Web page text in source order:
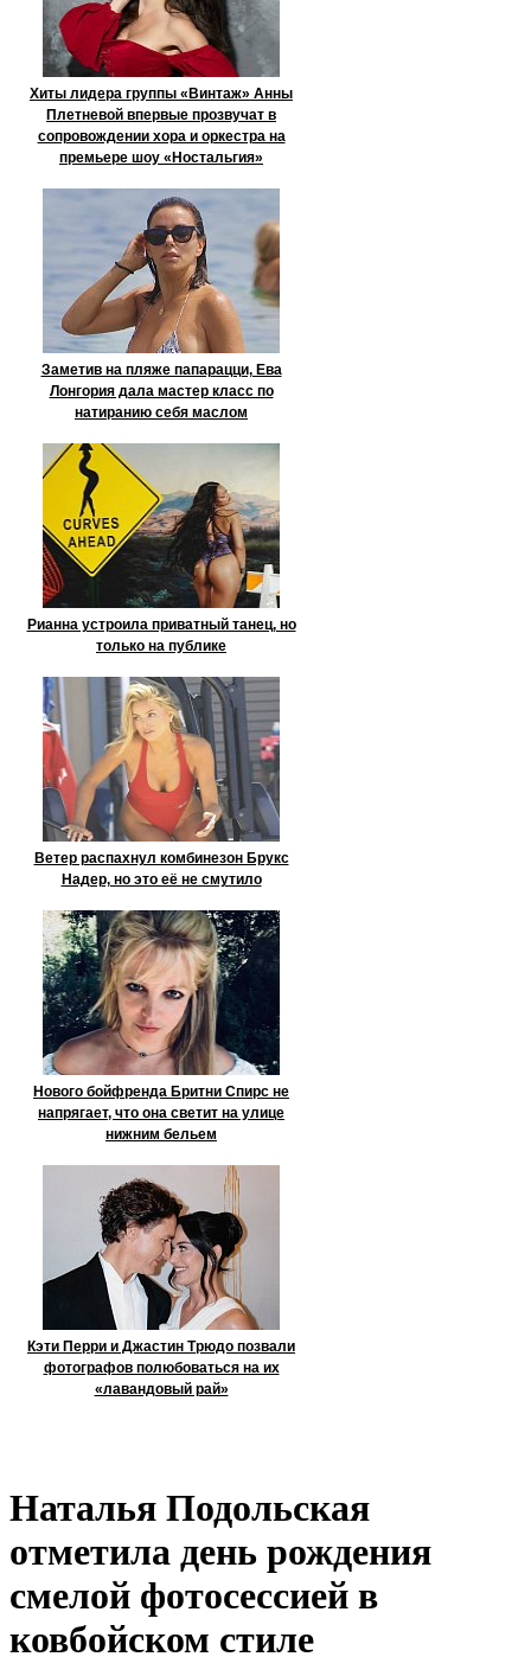
Хиты лидера группы «Винтаж» Анны
Плетневой впервые прозвучат в
сопровождении хора и оркестра на
премьере шоу «Ностальгия»
Заметив на пляже папарацци, Ева
Лонгория дала мастер класс по
натиранию себя маслом
Рианна устроила приватный танец, но
только на публике
Ветер распахнул комбинезон Брукс
Надер, но это её не смутило
Нового бойфренда Бритни Спирс не
напрягает, что она светит на улице
нижним бельем
Кэти Перри и Джастин Трюдо позвали
фотографов полюбоваться на их
«лавандовый рай»
Наталья Подольская
отметила день рождения
смелой фотосессией в
ковбойском стиле